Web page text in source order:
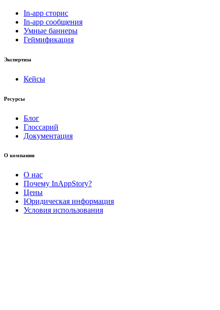
In-app сторис
In-app сообщения
Умные баннеры
Геймификация
Экспертиза
Кейсы
Ресурсы
Блог
Глоссарий
Документация
О компании
О нас
Почему InAppStory?
Цены
Юридическая информация
Условия использования